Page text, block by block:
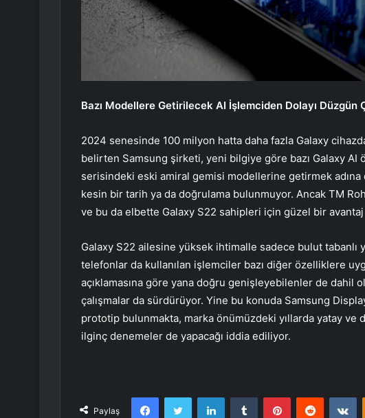
Bazı Modellere Getirilecek AI İşlemciden Dolayı Düzgün
2024 senesinde 100 milyon hatta daha fazla Galaxy
belirten Samsung şirketi, yeni bilgiye göre bazı Galaxy AI
serisindeki eski amiral gemisi modellerine getirmek adına
kesin bir tarih ya da doğrulama bulunmuyor. Ancak TM
ve bu da elbette Galaxy S22 sahipleri için güzel bir avantaj
Galaxy S22 ailesine yüksek ihtimalle sadece bulut
telefonlar da kullanılan işlemciler bazı diğer özelliklere
açıklamasına göre yana doğru genişleyebilenler de dahil
çalışmalar da sürdürüyor. Yine bu konuda Samsung
prototip bulunmakta, marka önümüzdeki yıllarda yatay ve
ilginç denemeler de yapacağı iddia ediliyor.
Paylaş
FacebookTwitter LinkedInTumblr PinterestReddit